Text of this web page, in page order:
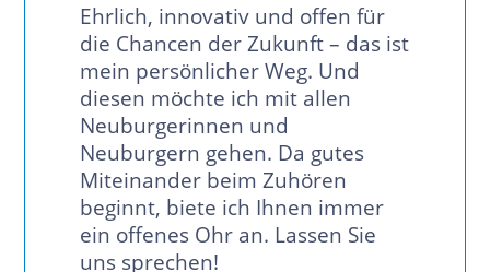
Ehrlich, innovativ und offen für
die Chancen der Zukunft – das ist
mein persönlicher Weg. Und
diesen möchte ich mit allen
Neuburgerinnen und
Neuburgern gehen. Da gutes
Miteinander beim Zuhören
beginnt, biete ich Ihnen immer
ein offenes Ohr an. Lassen Sie
uns sprechen!